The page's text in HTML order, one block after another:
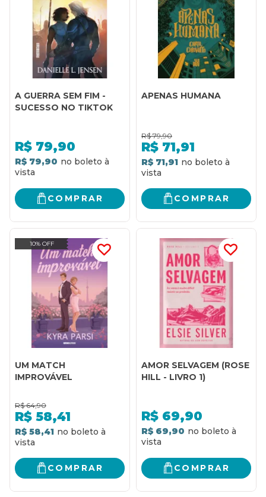
A GUERRA SEM FIM -
SUCESSO NO TIKTOK
R$ 79,90
R$ 79,90
COMPRAR
APENAS HUMANA
R$ 79,90
R$ 71,91
R$ 71,91
COMPRAR
10% OFF
UM MATCH
IMPROVÁVEL
R$ 64,90
R$ 58,41
R$ 58,41
COMPRAR
AMOR SELVAGEM (ROSE
HILL - LIVRO 1)
R$ 69,90
R$ 69,90
COMPRAR